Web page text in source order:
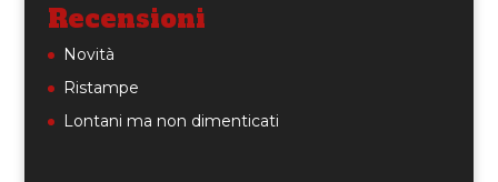
Recensioni
Novità
Ristampe
Lontani ma non dimenticati